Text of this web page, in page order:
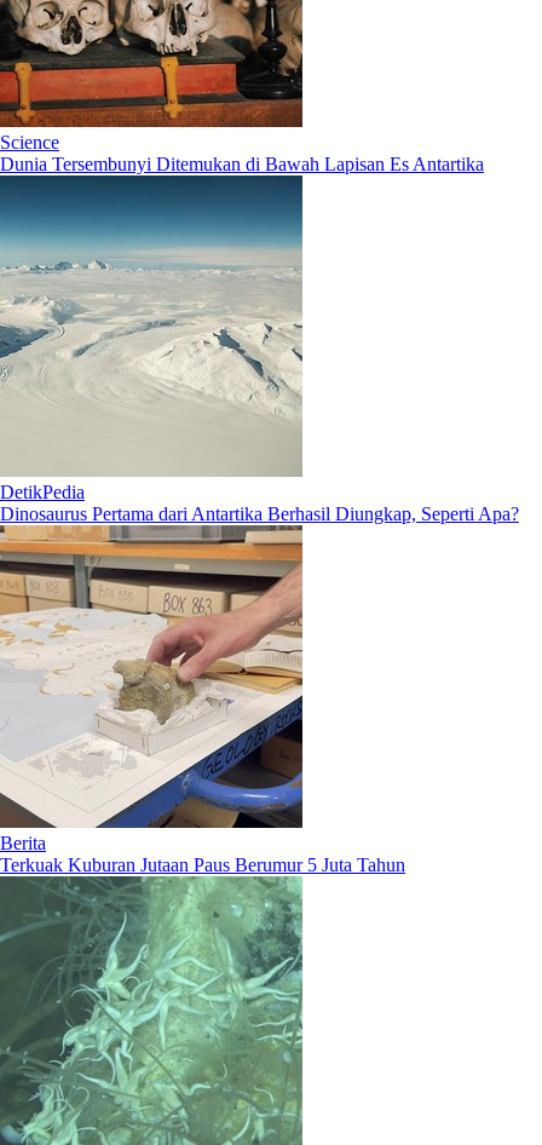
Science
Dunia Tersembunyi Ditemukan di Bawah Lapisan Es Antartika
DetikPedia
Dinosaurus Pertama dari Antartika Berhasil Diungkap, Seperti Apa?
Berita
Terkuak Kuburan Jutaan Paus Berumur 5 Juta Tahun